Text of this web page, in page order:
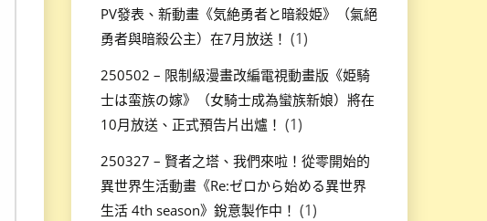
PV發表、新動畫《気絶勇者と暗殺姫》（氣絕
勇者與暗殺公主）在7月放送！ (1)
250502 – 限制級漫畫改編電視動畫版《姫騎
士は蛮族の嫁》（女騎士成為蠻族新娘）將在
10月放送、正式預告片出爐！ (1)
250327 – 賢者之塔、我們來啦！從零開始的
異世界生活動畫《Re:ゼロから始める異世界
生活 4th season》銳意製作中！ (1)